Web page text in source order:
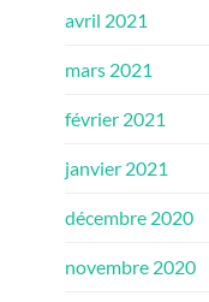
avril 2021
mars 2021
février 2021
janvier 2021
décembre 2020
novembre 2020